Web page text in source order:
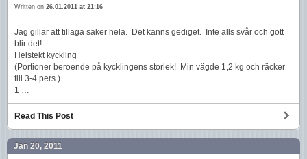
Written on 26.01.2011 at 21:16
Jag gillar att tillaga saker hela. Det känns gediget. Inte alls svår och gott
blir det!
Helstekt kyckling
(Portioner beroende på kycklingens storlek! Min vägde 1,2 kg och räcker
till 3-4 pers.)
1 …
Read This Post
Jan 20, 2011